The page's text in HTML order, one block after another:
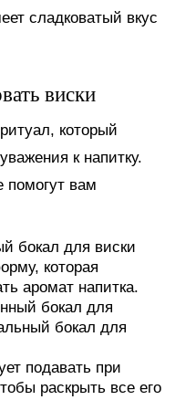
сладковатый вкус
виски
который
к напитку.
помогут вам
бокал для виски
которая
аромат напитка.
бокал для
бокал для
подавать при
раскрыть все его